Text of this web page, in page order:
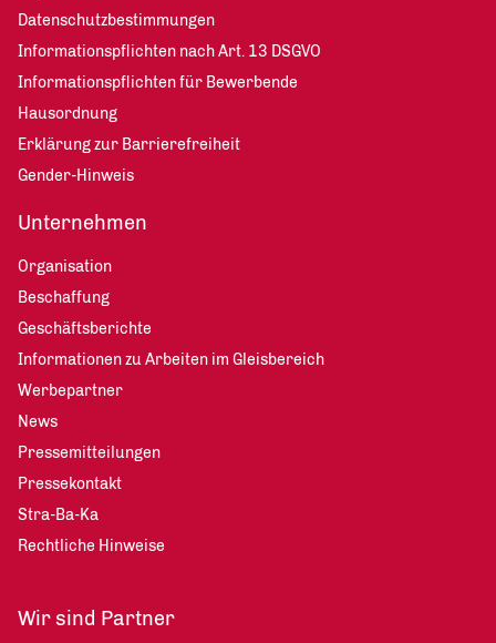
Datenschutzbestimmungen
Informationspflichten nach Art. 13 DSGVO
Informationspflichten für Bewerbende
Hausordnung
Erklärung zur Barrierefreiheit
Gender-Hinweis
Unternehmen
Organisation
Beschaffung
Geschäftsberichte
Informationen zu Arbeiten im Gleisbereich
Werbepartner
News
Pressemitteilungen
Pressekontakt
Stra-Ba-Ka
Rechtliche Hinweise
Wir sind Partner